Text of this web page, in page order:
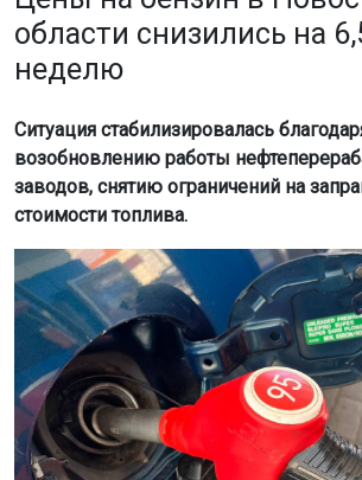
области снизились на
неделю
Ситуация стабилизировалась
возобновлению работы
заводов, снятию ограничений на
стоимости топлива.